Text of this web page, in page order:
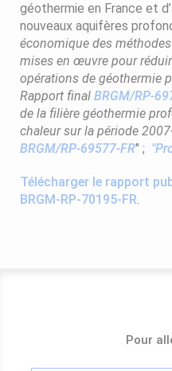
géothermie en France et
nouveaux aquifères
économique des
mises en œuvre pour
opérations de géothermie
Rapport final BRGM/RP-
de la filière géothermie
chaleur sur la période
BRGM/RP-69577-FR" ;
Télécharger le rapport
BRGM-RP-70195-FR.
Pour